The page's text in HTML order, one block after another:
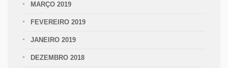
MARÇO 2019
FEVEREIRO 2019
JANEIRO 2019
DEZEMBRO 2018